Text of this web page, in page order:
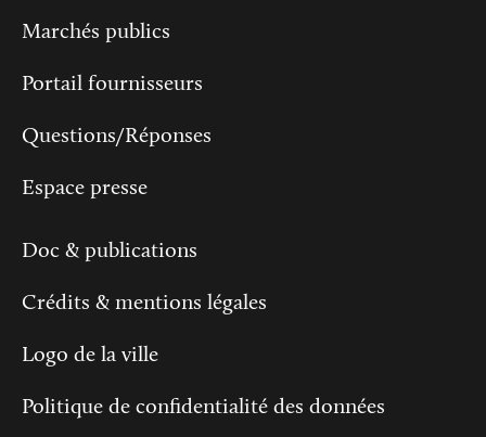
Marchés publics
Portail fournisseurs
Questions/Réponses
Espace presse
Doc & publications
Crédits & mentions légales
Logo de la ville
Politique de confidentialité des données